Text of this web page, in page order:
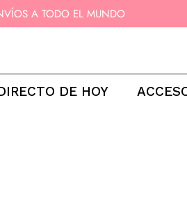
A TODO EL MUNDO
DE HOY